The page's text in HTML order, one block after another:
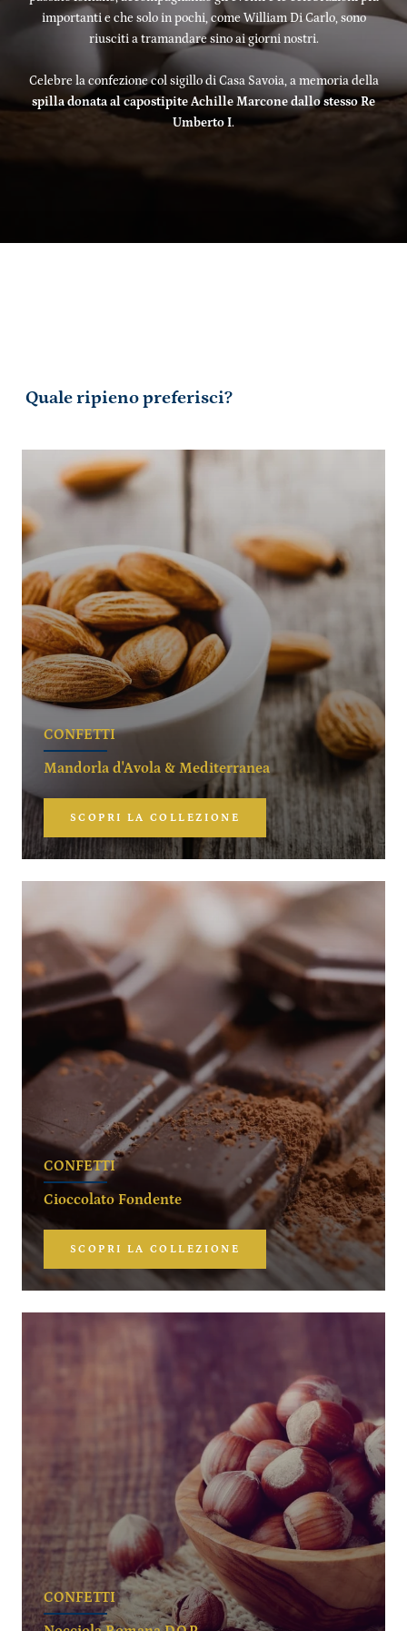
importanti e che solo in pochi, come William Di Carlo, sono
riusciti a tramandare sino ai giorni nostri.
Celebre la confezione col sigillo di Casa Savoia, a memoria della
spilla donata al capostipite Achille Marcone dallo stesso Re
Umberto I.
Quale ripieno preferisci?
CONFETTI
Mandorla d'Avola & Mediterranea
SCOPRI LA COLLEZIONE
CONFETTI
Cioccolato Fondente
SCOPRI LA COLLEZIONE
CONFETTI